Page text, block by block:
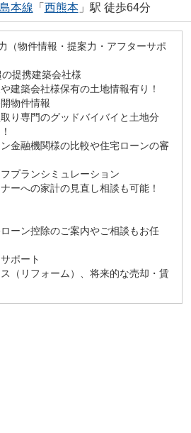
本線 「 西熊本」駅 徒歩64分
（物件情報・提案力・アフターサポ
提携建築会社様
建築会社様保有の土地情報有り！
物件情報
り専門のグッドバイバイと土地分
金融機関様の比較や住宅ローンの審
プランシミュレーション
ーへの家計の見直し相談も可能！
ーン控除のご案内やご相談もお任
ポート
（リフォーム）、将来的な売却・賃